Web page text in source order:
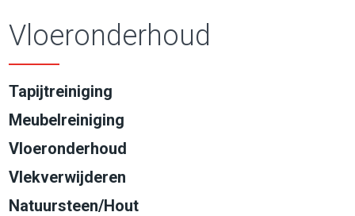
Vloeronderhoud
Tapijtreiniging
Meubelreiniging
Vloeronderhoud
Vlekverwijderen
Natuursteen/Hout